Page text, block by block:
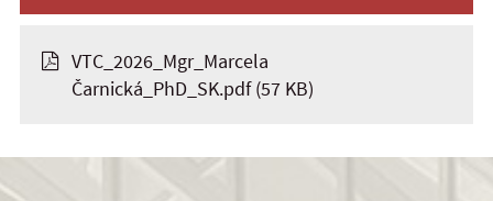
VTC_2026_Mgr_Marcela
Čarnická_PhD_SK.pdf(57 KB)